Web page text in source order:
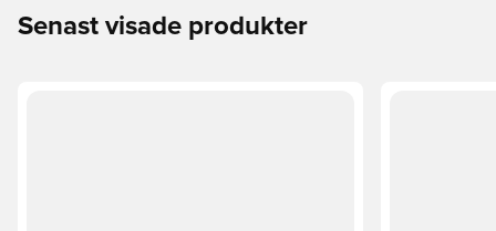
Senast visade produkter